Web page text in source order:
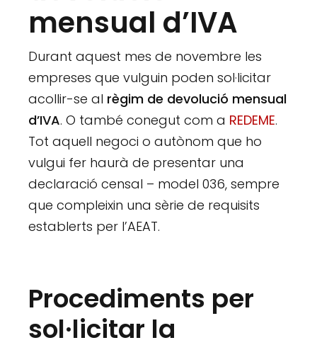
mensual d’IVA
Durant aquest mes de novembre les
empreses que vulguin poden sol·licitar
acollir-se al règim de devolució mensual
d’IVA. O també conegut com a REDEME.
Tot aquell negoci o autònom que ho
vulgui fer haurà de presentar una
declaració censal – model 036, sempre
que compleixin una sèrie de requisits
establerts per l’AEAT.
Procediments per
sol·licitar la